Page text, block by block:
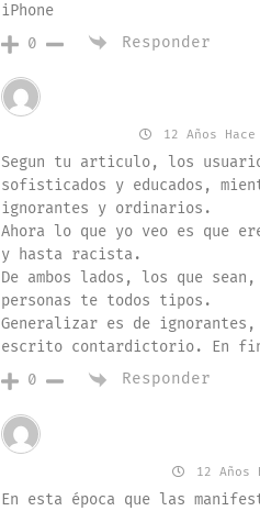
iPhone
0
Responder
12 Años Hace
Segun tu articulo, los
sofisticados y educados,
ignorantes y ordinarios.
Ahora lo que yo veo es que
y hasta racista.
De ambos lados, los que
personas te todos tipos.
Generalizar es de
escrito contardictorio. En
0
Responder
12 Años
En esta época que las